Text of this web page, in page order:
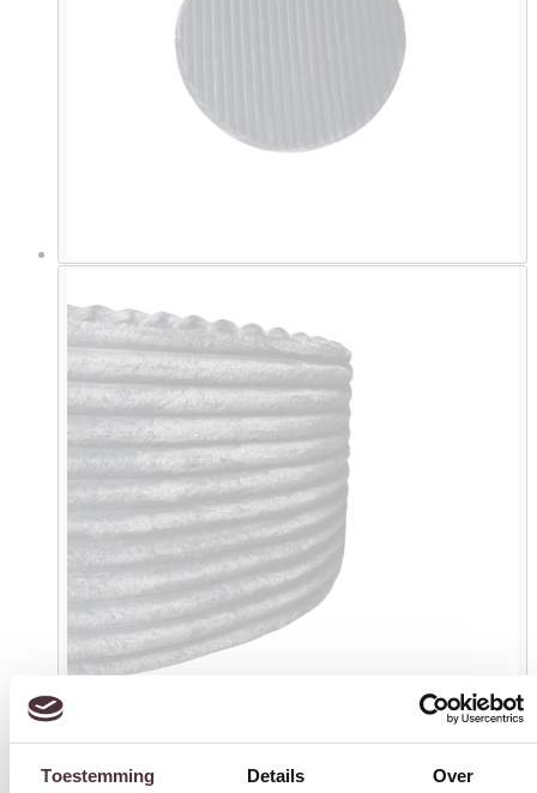
Toestemming Details Over
Starfurn My Sofa Hocker | Rond | 60 cm | Tilia 85 | Antraciet